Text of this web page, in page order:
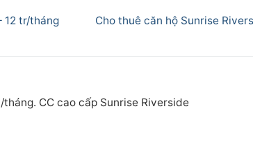
12 tr/tháng
Next
Cho thuê căn hộ Sunrise
CC cao cấp Sunrise Riverside